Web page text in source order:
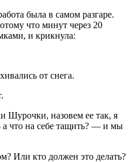
была в самом разгаре.
что минут через 20
и крикнула:
от снега.
Шурочки, назовем ее так, я
что на себе тащить? — и мы
Или кто должен это делать?